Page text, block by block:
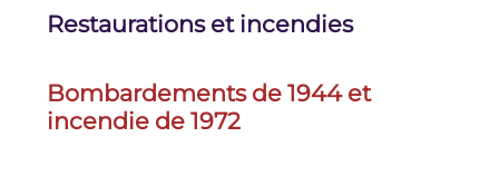
Restaurations et incendies
Bombardements de 1944 et
incendie de 1972